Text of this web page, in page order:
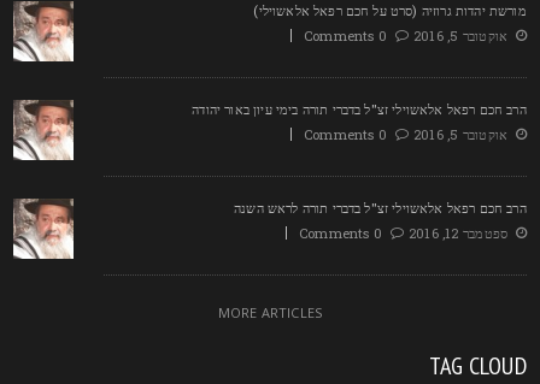
יהדות גרוזיה (סרט על חכם רפאל אלאשוילי)
אוקטובר 5, 2016
0 Comments
חכם רפאל אלאשוילי זצ"ל בדברי תורה בימי עיון באור יהודה
אוקטובר 5, 2016
0 Comments
חכם רפאל אלאשוילי זצ"ל בדברי תורה לראש השנה
ספטמבר 12, 2016
0 Comments
MORE ARTICLES
TAG